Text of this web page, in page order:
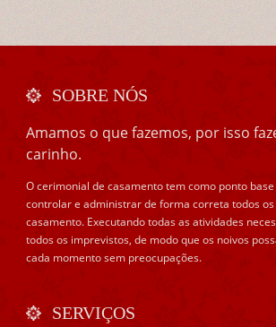
SOBRE NÓS
Amamos o que fazemos, por isso
carinho.
O cerimonial de casamento tem como ponto
controlar e administrar de forma correta todos
casamento. Executando todas as atividades
todos os imprevistos, de modo que os noivos
cada momento sem preocupações.
SERVIÇOS